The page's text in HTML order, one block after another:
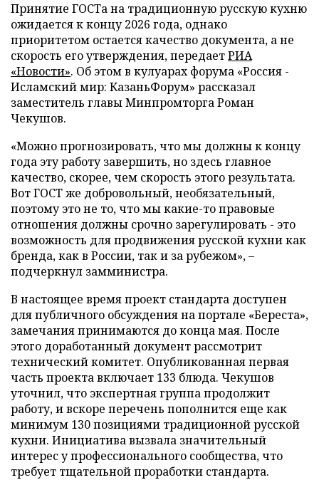
Принятие ГОСТа на традиционную русскую кухню
ожидается к концу 2026 года, однако
приоритетом остается качество документа, а не
скорость его утверждения, передаетРИА
«Новости». Об этом в кулуарах форума «Россия -
Исламский мир: КазаньФорум» рассказал
заместитель главы Минпромторга Роман
Чекушов.
«Можно прогнозировать, что мы должны к концу
года эту работу завершить, но здесь главное
качество, скорее, чем скорость этого результата.
Вот ГОСТ же добровольный, необязательный,
поэтому это не то, что мы какие-то правовые
отношения должны срочно зарегулировать - это
возможность для продвижения русской кухни как
бренда, как в России, так и за рубежом», –
подчеркнул замминистра.
В настоящее время проект стандарта доступен
для публичного обсуждения на портале «Береста»,
замечания принимаются до конца мая. После
этого доработанный документ рассмотрит
технический комитет. Опубликованная первая
часть проекта включает 133 блюда. Чекушов
уточнил, что экспертная группа продолжит
работу, и вскоре перечень пополнится еще как
минимум 130 позициями традиционной русской
кухни. Инициатива вызвала значительный
интерес у профессионального сообщества, что
требует тщательной проработки стандарта.